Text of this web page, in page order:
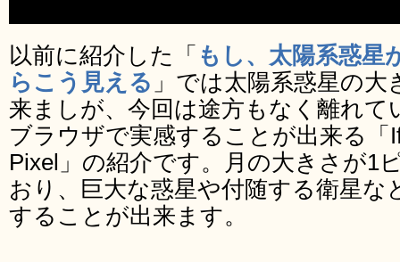
以前に紹介した「 もし、太陽系惑星
らこう見える 」では太陽系惑星の
来ましが、今回は途方もなく離れて
ブラウザで実感することが出来る「
Pixel」の紹介です。月の大きさが1
おり、巨大な惑星や付随する衛星な
することが出来ます。